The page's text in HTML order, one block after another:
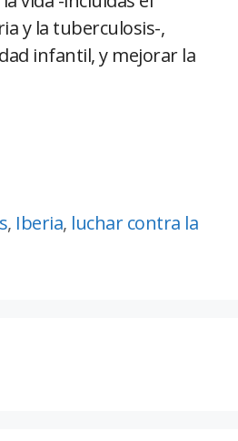
y la tuberculosis-,
infantil, y mejorar la
, Iberia, luchar contra la